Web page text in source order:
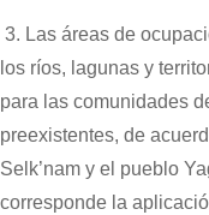
3. Las áreas de
los ríos, lagunas y
para las comunidades
preexistentes, de
Selk’nam y el pueblo
corresponde la